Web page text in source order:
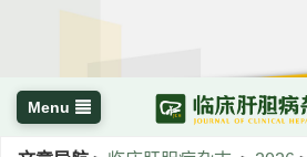
Menu